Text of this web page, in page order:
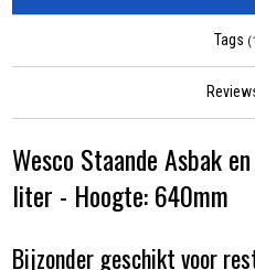
Tags
Wesco Staande Asbak
liter - Hoogte: 640mm
Bijzonder geschikt voor